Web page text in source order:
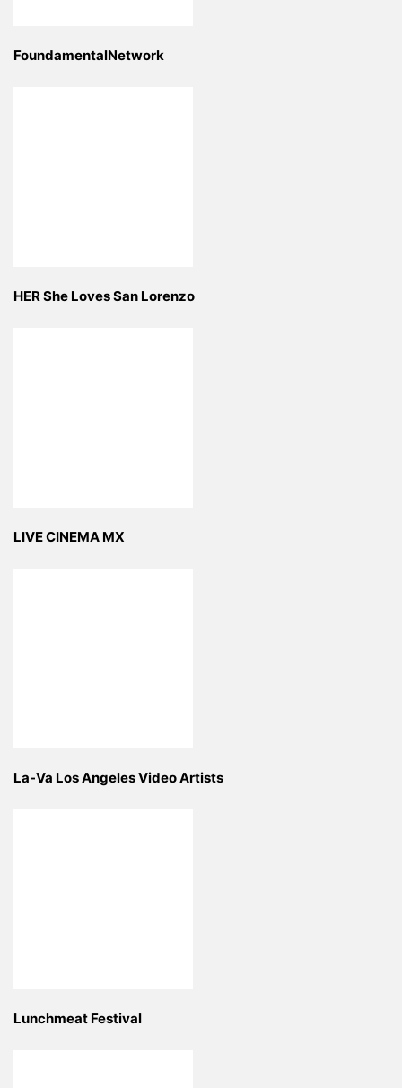
FoundamentalNetwork
HER She Loves San Lorenzo
LIVE CINEMA MX
La-Va Los Angeles Video Artists
Lunchmeat Festival